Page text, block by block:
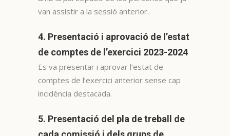
van assistir a la sessió anterior.
4. Presentació i aprovació de l’estat
de comptes de l’exercici 2023-2024
Es va presentar i aprovar l’estat de
comptes de l’exercici anterior sense cap
incidència destacada.
5. Presentació del pla de treball de